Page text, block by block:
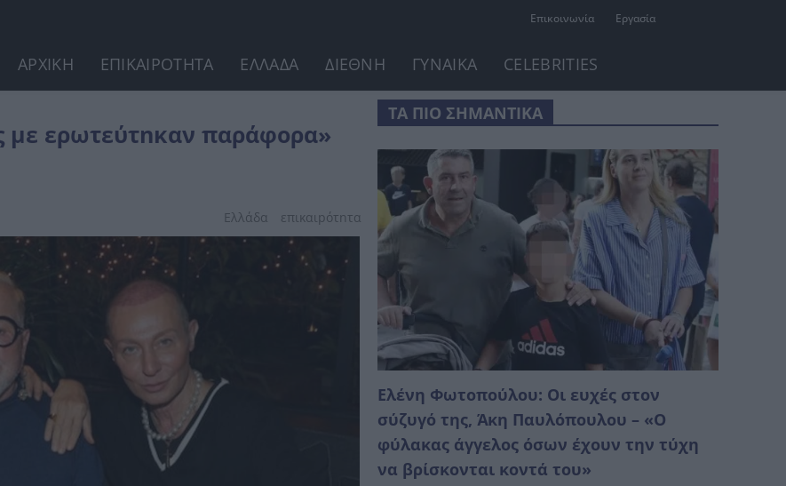
Επικοινωνία Εργασία
ΑΡΧΙΚΗ ΕΠΙΚΑΙΡΟΤΗΤΑ ΕΛΛΑΔΑ ΔΙΕΘΝΗ ΓΥΝΑΙΚΑ CELEBRITIES
με ερωτεύτnκαν παράφορα»
Ελλάδα επικαιpότnτα
ΤΑ ΠΙΟ ΣΗΜΑΝΤΙΚΑ
Ελένη Φωτοπούλου: Οι ευχές στον
σύζυγό της, Άκη Παυλόπουλου – «Ο
φύλακας άγγελος όσων έχουν την τύχη
να βρίσκονται κοντά του»